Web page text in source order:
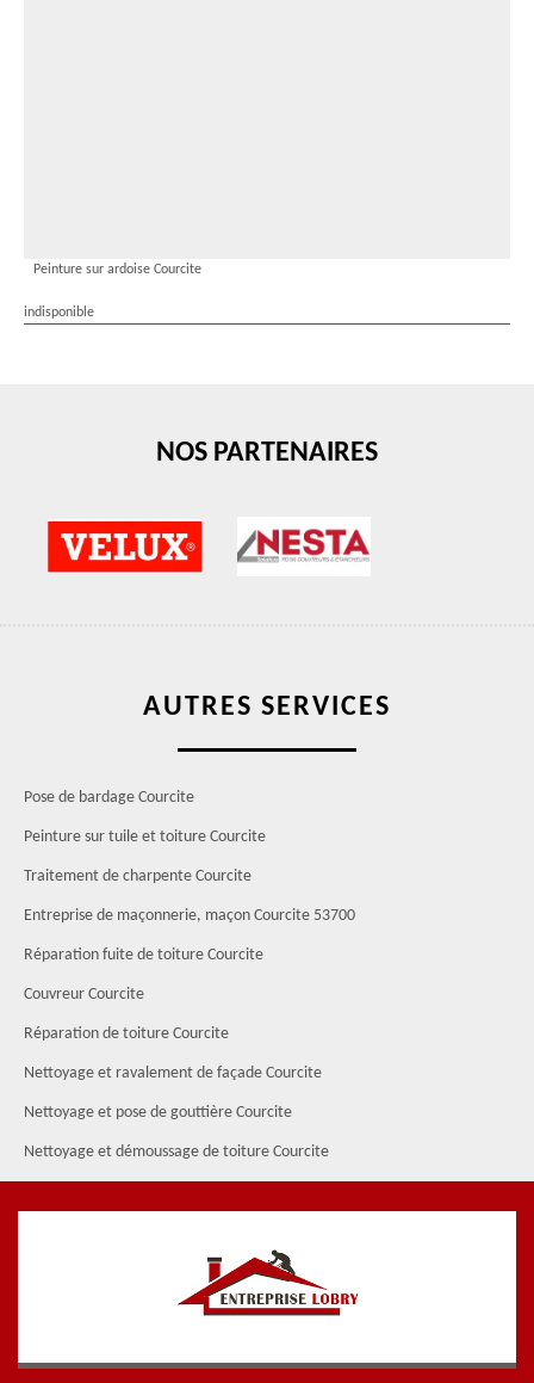
Peinture sur ardoise Courcite
indisponible
NOS PARTENAIRES
AUTRES SERVICES
Pose de bardage Courcite
Peinture sur tuile et toiture Courcite
Traitement de charpente Courcite
Entreprise de maçonnerie, maçon Courcite 53700
Réparation fuite de toiture Courcite
Couvreur Courcite
Réparation de toiture Courcite
Nettoyage et ravalement de façade Courcite
Nettoyage et pose de gouttière Courcite
Nettoyage et démoussage de toiture Courcite